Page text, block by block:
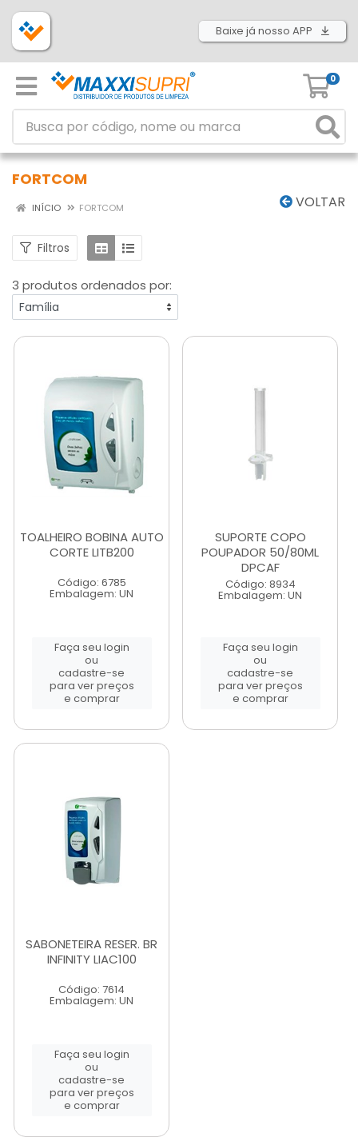
Baixe já nosso APP
0
FORTCOM
VOLTAR
INÍCIO FORTCOM
Filtros
3 produtos ordenados por:
TOALHEIRO BOBINA AUTO
CORTE LITB200
Código: 6785
Embalagem: UN
Faça seu login
ou
cadastre-se
para ver preços
e comprar
SUPORTE COPO
POUPADOR 50/80ML
DPCAF
Código: 8934
Embalagem: UN
Faça seu login
ou
cadastre-se
para ver preços
e comprar
SABONETEIRA RESER. BR
INFINITY LIAC100
Código: 7614
Embalagem: UN
Faça seu login
ou
cadastre-se
para ver preços
e comprar